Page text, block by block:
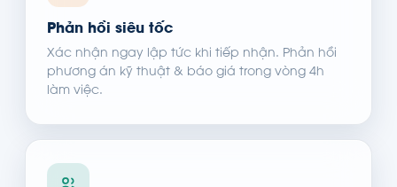
Phản hồi siêu tốc
Xác nhận ngay lập tức khi tiếp nhận. Phản hồi
phương án kỹ thuật & báo giá trong vòng 4h
làm việc.